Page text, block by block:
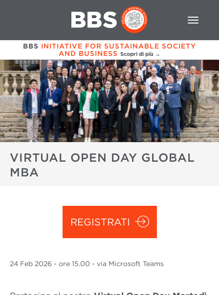
BBS INITIATIVE FOR SUSTAINABLE SOCIETY
AND BUSINESS Scopri di più →
VIRTUAL OPEN DAY GLOBAL
MBA
REGISTRATI
24 Feb 2026 - ore 15.00 - via Microsoft Teams